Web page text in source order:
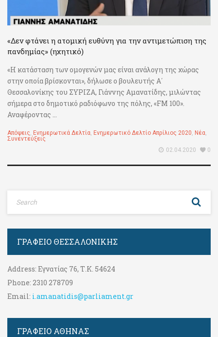
«Δεν φτάνει η ατομική ευθύνη για την αντιμετώπιση της
πανδημίας» (ηχητικό)
«Η κατάσταση των ομογενών μας είναι ανάλογη της χώρας
στην οποία βρίσκονται», δήλωσε ο βουλευτής Α΄
Θεσσαλονίκης του ΣΥΡΙΖΑ, Γιάννης Αμανατίδης, μιλώντας
σήμερα στο δημοτικό ραδιόφωνο της πόλης, «FM 100».
Αναφέροντας ...
Απόψεις, Ενημερωτικά Δελτία, Ενημερωτικό Δελτίο Απρίλιος 2020, Νέα,
Συνεντεύξεις
02.04.2020
0
ΓΡΑΦΕΊΟ ΘΕΣΣΑΛΟΝΊΚΗΣ
Address: Εγνατίας 76, Τ.Κ. 54624
Phone: 2310 278709
Email: i.amanatidis@parliament.gr
ΓΡΑΦΕΊΟ ΑΘΉΝΑΣ